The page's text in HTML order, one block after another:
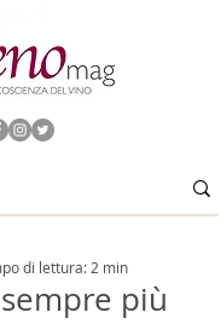
più
di lettura: 2 min